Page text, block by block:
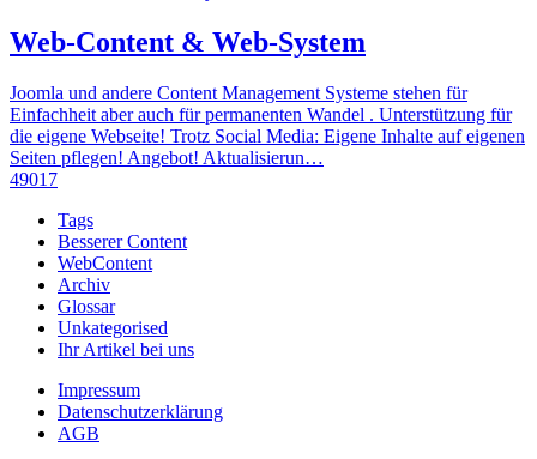
Web-Content & Web-System
Joomla und andere Content Management Systeme stehen für
Einfachheit aber auch für permanenten Wandel . Unterstützung für
die eigene Webseite! Trotz Social Media: Eigene Inhalte auf eigenen
Seiten pflegen! Angebot! Aktualisierun…
49017
Tags
Besserer Content
WebContent
Archiv
Glossar
Unkategorised
Ihr Artikel bei uns
Impressum
Datenschutzerklärung
AGB